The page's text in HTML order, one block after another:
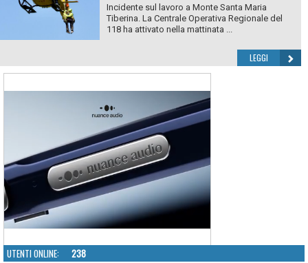
Incidente sul lavoro a Monte Santa Maria
Tiberina. La Centrale Operativa Regionale del
118 ha attivato nella mattinata ...
LEGGI
UTENTI ONLINE: 238